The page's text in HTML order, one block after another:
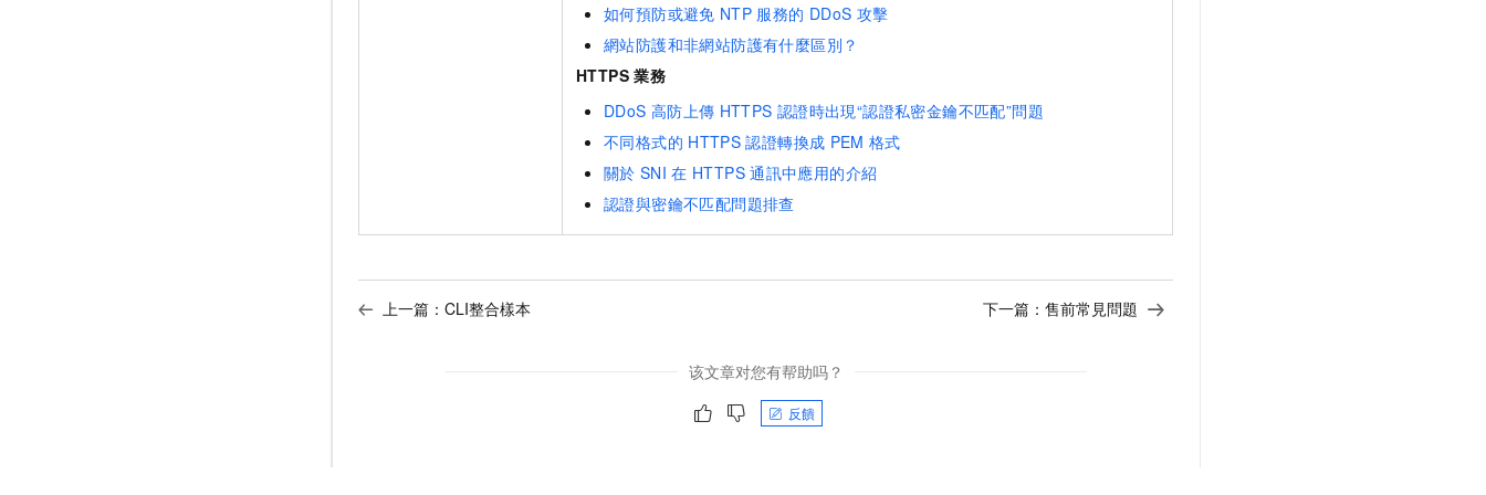
如何預防或避免 NTP 服務的 DDoS 攻擊
網站防護和非網站防護有什麼區別？
HTTPS 業務
DDoS 高防上傳 HTTPS 認證時出現“認證私密金鑰不匹配”問題
不同格式的 HTTPS 認證轉換成 PEM 格式
關於 SNI 在 HTTPS 通訊中應用的介紹
認證與密鑰不匹配問題排查
上一篇： CLI整合樣本 下一篇： 售前常見問題
该文章对您有帮助吗？
反饋